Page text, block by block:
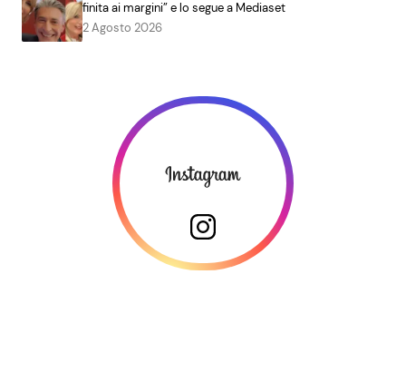
finita ai margini” e lo segue a Mediaset
2 Agosto 2026